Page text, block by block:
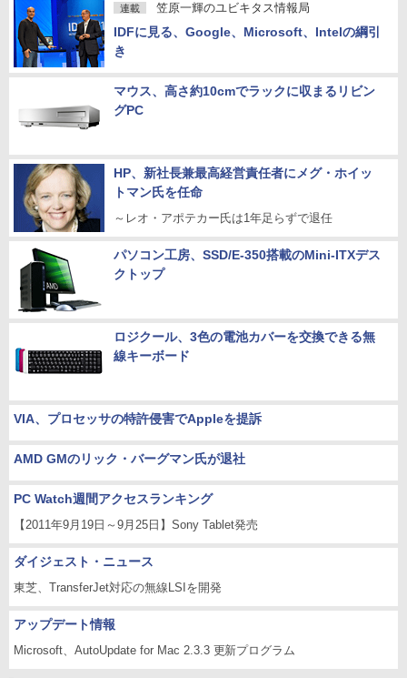
連載 笠原一輝のユビキタス情報局
IDFに見る、Google、Microsoft、Intelの綱引
き
マウス、高さ約10cmでラックに収まるリビン
グPC
HP、新社長兼最高経営責任者にメグ・ホイッ
トマン氏を任命
～レオ・アポテカー氏は1年足らずで退任
パソコン工房、SSD/E-350搭載のMini-ITXデス
クトップ
ロジクール、3色の電池カバーを交換できる無
線キーボード
VIA、プロセッサの特許侵害でAppleを提訴
AMD GMのリック・バーグマン氏が退社
PC Watch週間アクセスランキング
【2011年9月19日～9月25日】Sony Tablet発売
ダイジェスト・ニュース
東芝、TransferJet対応の無線LSIを開発
アップデート情報
Microsoft、AutoUpdate for Mac 2.3.3 更新プログラム